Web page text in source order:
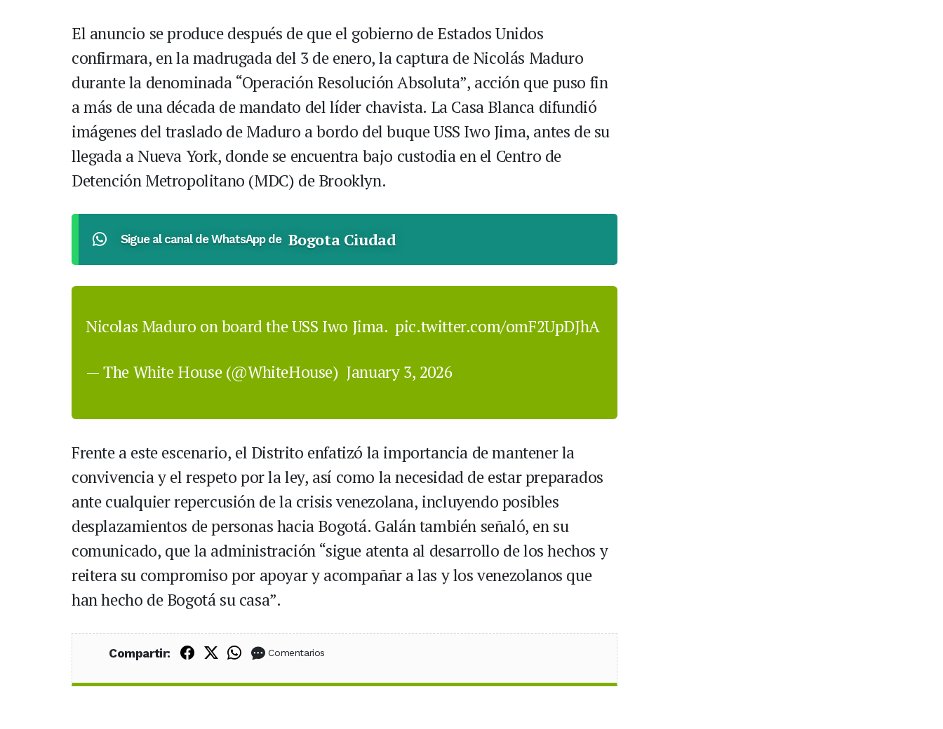
El anuncio se produce después de que el gobierno de Estados Unidos
confirmara, en la madrugada del 3 de enero, la captura de Nicolás Maduro
durante la denominada “Operación Resolución Absoluta”, acción que puso fin
a más de una década de mandato del líder chavista. La Casa Blanca difundió
imágenes del traslado de Maduro a bordo del buque USS Iwo Jima, antes de su
llegada a Nueva York, donde se encuentra bajo custodia en el Centro de
Detención Metropolitano (MDC) de Brooklyn.
Sigue al canal de WhatsApp de Bogota Ciudad
Nicolas Maduro on board the USS Iwo Jima. pic.twitter.com/omF2UpDJhA
— The White House (@WhiteHouse) January 3, 2026
Frente a este escenario, el Distrito enfatizó la importancia de mantener la
convivencia y el respeto por la ley, así como la necesidad de estar preparados
ante cualquier repercusión de la crisis venezolana, incluyendo posibles
desplazamientos de personas hacia Bogotá. Galán también señaló, en su
comunicado, que la administración “sigue atenta al desarrollo de los hechos y
reitera su compromiso por apoyar y acompañar a las y los venezolanos que
han hecho de Bogotá su casa”.
Compartir: Compartir en Facebook
Compartir en X (Twitter)
Compartir en WhatsApp
Comentarios